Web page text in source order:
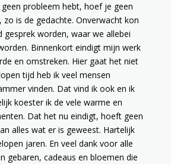
probleem hebt, hoef je geen
is de gedachte. Onverwacht kon
gesprek worden, waar we allebei
Binnenkort eindigt mijn werk
en omstreken. Hier gaat het niet
tijd heb ik veel mensen
vinden. Dat vind ik ook en ik
koester ik de vele warme en
Dat het nu eindigt, hoeft geen
alles wat er is geweest. Hartelijk
jaren. En veel dank voor alle
gebaren, cadeaus en bloemen die